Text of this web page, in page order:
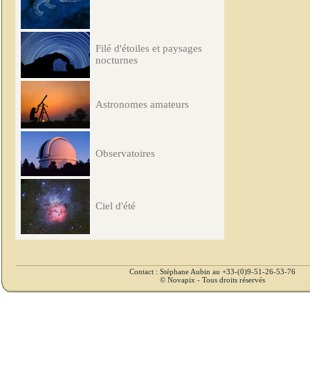
Filé d'étoiles et paysages
nocturnes
Astronomes amateurs
Observatoires
Ciel d'été
Contact : Stéphane Aubin au +33-(0)9-51-26-53-76
© Novapix - Tous droits réservés